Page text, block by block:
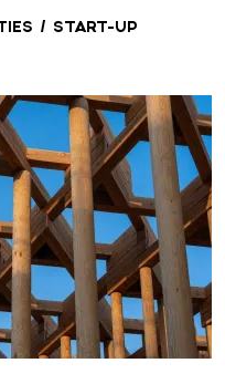
/ START-UP